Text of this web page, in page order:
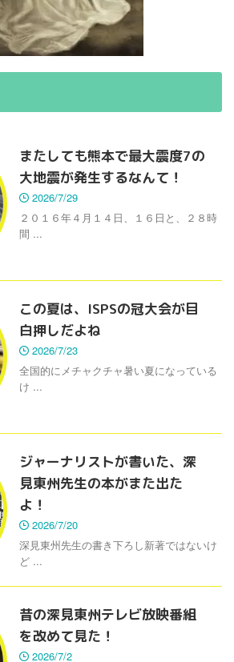
またしても熊本で最大震度7の
大地震が発生するなんて！
2026/7/29
２０１６年４月１４日、１６日と、２８時
間 ...
この夏は、ISPSの冠大会が目
白押しだよね
2026/7/23
全国的にメチャクチャ暑い夏になっている
け ...
ジャーナリストが書いた、深
見東州先生の本がまた出た
よ！
2026/7/20
深見東州先生の書き下ろし新著ではないけ
ど ...
昔の深見東州テレビ放映番組
を改めて見た！
2026/7/2